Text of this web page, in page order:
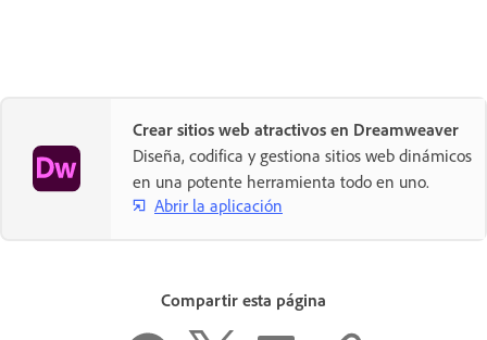
Crear sitios web atractivos en Dreamweaver
Diseña, codifica y gestiona sitios web dinámicos
en una potente herramienta todo en uno.
Abrir la aplicación
Compartir esta página